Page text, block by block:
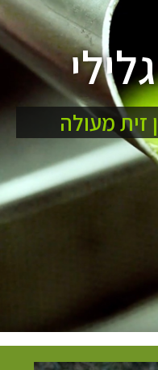
זית מעולה